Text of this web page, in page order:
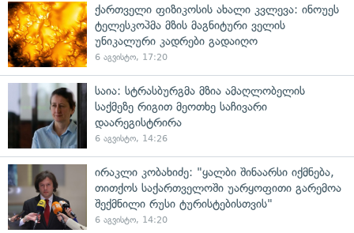
ქართველი ფიზიკოსის ახალი კვლევა: ინოუეს
ტელესკოპმა მზის მაგნიტური ველის
უნიკალური კადრები გადაიღო
6 აგვისტო, 17:20
საია: სტრასბურგმა მზია ამაღლობელის
საქმეზე რიგით მეოთხე საჩივარი
დაარეგისტრირა
6 აგვისტო, 14:26
ირაკლი კობახიძე: "ყალბი შინაარსი იქმნება,
თითქოს საქართველოში უარყოფითი გარემოა
შექმნილი რუსი ტურისტებისთვის"
6 აგვისტო, 14:20